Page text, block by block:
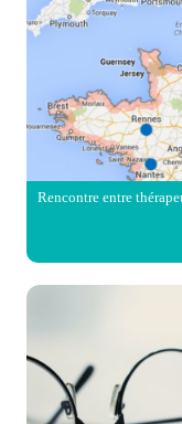
Rencontre entre